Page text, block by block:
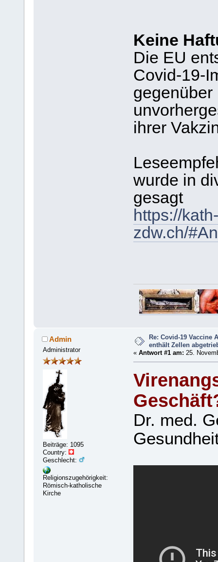
Keine
Die EU
Covid-19-
gegenüber
ihrer
wurde in
gesagt
https://kath-
zdw.ch/
Admin
Administrator
Beiträge: 1095
Country:
Geschlecht:
Religionszugehörigkeit:
Römisch-katholische
Kirche
Re: Covid-19 Vaccine
enthält Zellen
« Antwort #1 am: 25.
Dr. med.